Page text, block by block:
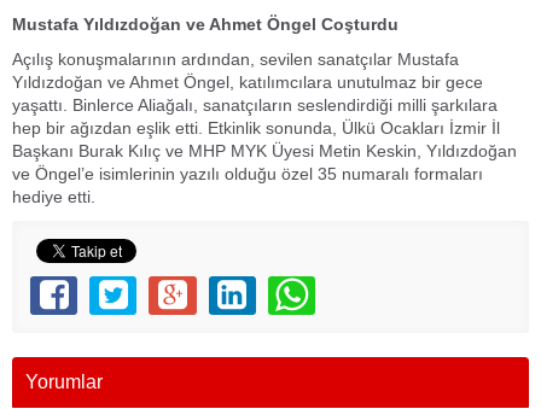
Mustafa Yıldızdoğan ve Ahmet Öngel Coşturdu
Açılış konuşmalarının ardından, sevilen sanatçılar Mustafa
Yıldızdoğan ve Ahmet Öngel, katılımcılara unutulmaz bir gece
yaşattı. Binlerce Aliağalı, sanatçıların seslendirdiği milli şarkılara
hep bir ağızdan eşlik etti. Etkinlik sonunda, Ülkü Ocakları İzmir İl
Başkanı Burak Kılıç ve MHP MYK Üyesi Metin Keskin, Yıldızdoğan
ve Öngel’e isimlerinin yazılı olduğu özel 35 numaralı formaları
hediye etti.
Yorumlar